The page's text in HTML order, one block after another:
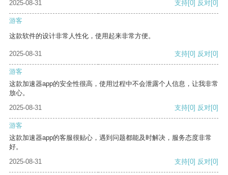
2025-08-31 支持[0] 反对[0]
游客
这款软件的设计非常人性化，使用起来非常方便。
2025-08-31 支持[0] 反对[0]
游客
这款加速器app的安全性很高，使用过程中不会泄露个人信息，让我非常
放心。
2025-08-31
支持[0] 反对[0]
游客
这款加速器app的客服很贴心，遇到问题都能及时解决，服务态度非常
好。
2025-08-31
支持[0] 反对[0]